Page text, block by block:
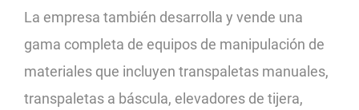
La empresa también desarrolla y vende una
gama completa de equipos de manipulación de
materiales que incluyen transpaletas manuales,
transpaletas a báscula, elevadores de tijera,